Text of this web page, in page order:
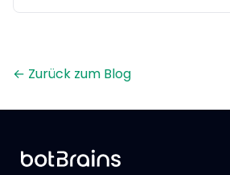
← Zurück zum Blog